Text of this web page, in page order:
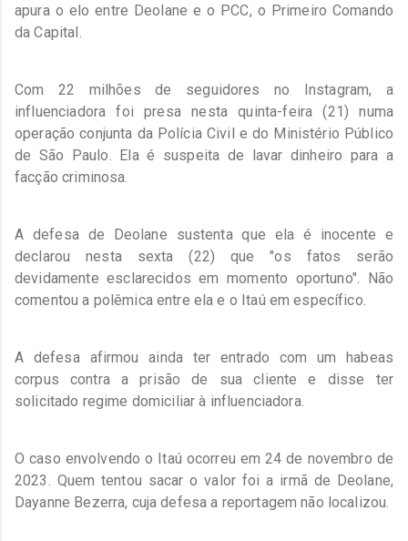
apura o elo entre Deolane e o PCC, o Primeiro Comando
da Capital.
Com 22 milhões de seguidores no Instagram, a
influenciadora foi presa nesta quinta-feira (21) numa
operação conjunta da Polícia Civil e do Ministério Público
de São Paulo. Ela é suspeita de lavar dinheiro para a
facção criminosa.
A defesa de Deolane sustenta que ela é inocente e
declarou nesta sexta (22) que "os fatos serão
devidamente esclarecidos em momento oportuno". Não
comentou a polêmica entre ela e o Itaú em específico.
A defesa afirmou ainda ter entrado com um habeas
corpus contra a prisão de sua cliente e disse ter
solicitado regime domiciliar à influenciadora.
O caso envolvendo o Itaú ocorreu em 24 de novembro de
2023. Quem tentou sacar o valor foi a irmã de Deolane,
Dayanne Bezerra, cuja defesa a reportagem não localizou.